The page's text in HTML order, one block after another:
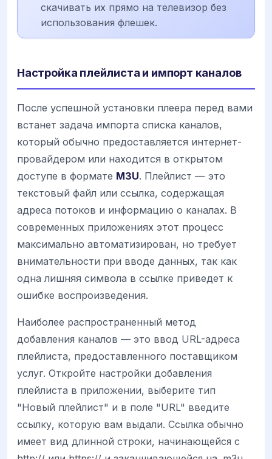
скачивать их прямо на телевизор без
использования флешек.
Настройка плейлиста и импорт каналов
После успешной установки плеера перед вами
встанет задача импорта списка каналов,
который обычно предоставляется интернет-
провайдером или находится в открытом
доступе в формате M3U. Плейлист — это
текстовый файл или ссылка, содержащая
адреса потоков и информацию о каналах. В
современных приложениях этот процесс
максимально автоматизирован, но требует
внимательности при вводе данных, так как
одна лишняя символа в ссылке приведет к
ошибке воспроизведения.
Наиболее распространенный метод
добавления каналов — это ввод URL-адреса
плейлиста, предоставленного поставщиком
услуг. Откройте настройки добавления
плейлиста в приложении, выберите тип
"Новый плейлист" и в поле "URL" введите
ссылку, которую вам выдали. Ссылка обычно
имеет вид длинной строки, начинающейся с